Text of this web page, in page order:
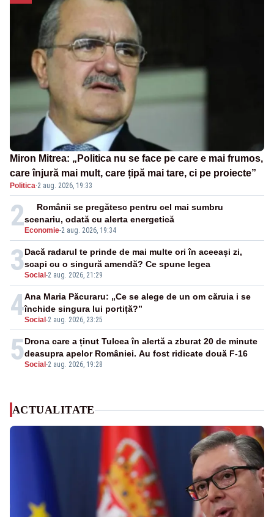
Miron Mitrea: „Politica nu se face pe care e mai frumos,
care înjură mai mult, care țipă mai tare, ci pe proiecte”
Politica·2 aug. 2026, 19:33
2 Economie-2 aug. 2026, 19:34
Românii se pregătesc pentru cel mai sumbru
scenariu, odată cu alerta energetică
3Social -2 aug. 2026, 21:29
Dacă radarul te prinde de mai multe ori în aceeași zi,
scapi cu o singură amendă? Ce spune legea
4Social -2 aug. 2026, 23:25
Ana Maria Păcuraru: „Ce se alege de un om căruia i se
închide singura lui portiță?”
5Social -2 aug. 2026, 19:28
Drona care a ținut Tulcea în alertă a zburat 20 de minute
deasupra apelor României. Au fost ridicate două F-16
ACTUALITATE